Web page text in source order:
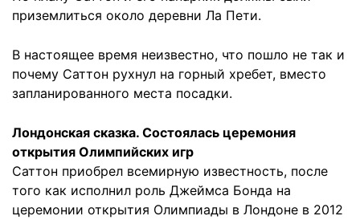
приземлиться около деревни Ла Пети.
В настоящее время неизвестно, что пошло не так и
почему Саттон рухнул на горный хребет, вместо
запланированного места посадки.
Лондонская сказка. Состоялась церемония
открытия Олимпийских игр
Саттон приобрел всемирную известность, после
того как исполнил роль Джеймса Бонда на
церемонии открытия Олимпиады в Лондоне в 2012